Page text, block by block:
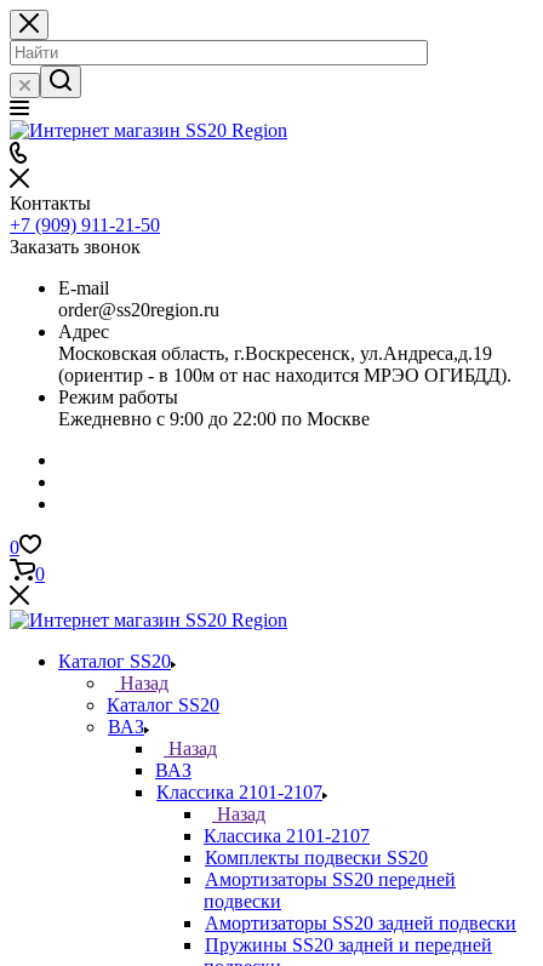
Контакты
+7 (909) 911-21-50
Заказать звонок
E-mail
order@ss20region.ru
Адрес
Московская область, г.Воскресенск, ул.Андреса,д.19
(ориентир - в 100м от нас находится МРЭО ОГИБДД).
Режим работы
Ежедневно с 9:00 до 22:00 по Москве
0
0
Каталог SS20
Назад
Каталог SS20
ВАЗ
Назад
ВАЗ
Классика 2101-2107
Назад
Классика 2101-2107
Комплекты подвески SS20
Амортизаторы SS20 передней
подвески
Амортизаторы SS20 задней подвески
Пружины SS20 задней и передней